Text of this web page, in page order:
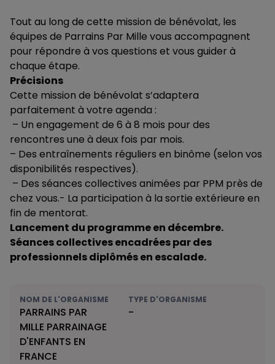
Tout au long de cette mission de bénévolat, les
équipes de Parrains Par Mille vous accompagnent
pour répondre à vos questions et vous guider à
chaque étape.
Précisions
Cette mission de bénévolat s’adaptera
parfaitement à votre agenda :
– Un engagement de 6 à 8 mois pour des
rencontres une à deux fois par mois.
– Des entraînements réguliers en binôme (selon vos
disponibilités respectives).
– Des séances collectives animées par PPM près de
chez vous.- La participation à la sortie extérieure en
fin de mentorat.
Lancement du programme en décembre.
Séances collectives encadrées par des
professionnels diplômés en escalade.
NOM DE L'ORGANISME
PARRAINS PAR
MILLE PARRAINAGE
D'ENFANTS EN
FRANCE
TYPE D'ORGANISME
-